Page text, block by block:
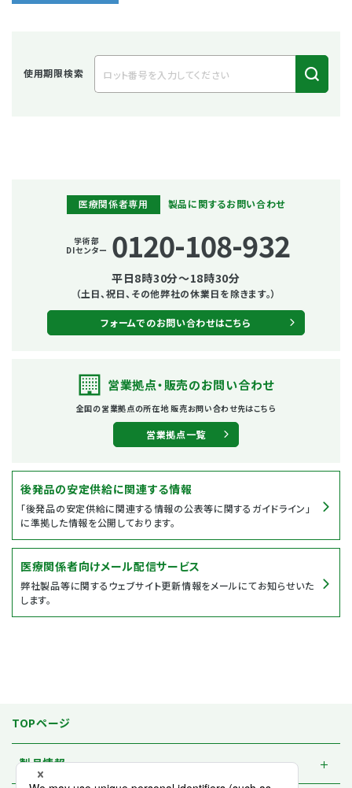
使用期限検索
医療関係者専用 製品に関するお問い合わせ
学術部
DIセンター 0120-108-932
平日8時30分～18時30分
（土日、祝日、その他弊社の休業日を除きます。）
フォームでのお問い合わせはこちら
営業拠点・販売のお問い合わせ
全国の営業拠点の所在地販売お問い合わせ先はこちら
営業拠点一覧
後発品の安定供給に関連する情報
「後発品の安定供給に関連する情報の公表等に関するガイドライン」
に準拠した情報を公開しております。
医療関係者向けメール配信サービス
弊社製品等に関するウェブサイト更新情報をメールにてお知らせいた
します。
TOPページ
製品情報